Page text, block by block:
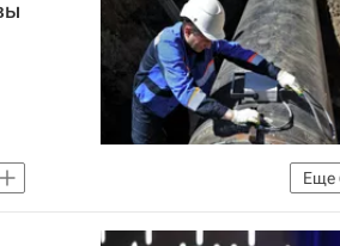
Еще
Мосгаз